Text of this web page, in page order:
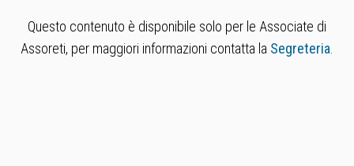
Questo contenuto è disponibile solo per le Associate di
Assoreti, per maggiori informazioni contatta la Segreteria